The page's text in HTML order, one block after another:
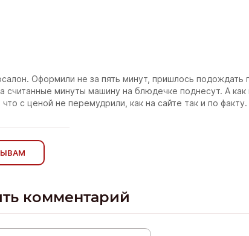
Оформили не за пять минут, пришлось подождать
считанные минуты машину на блюдечке поднесут. А как
с ценой не перемудрили, как на сайте так и по факту.
комментарий